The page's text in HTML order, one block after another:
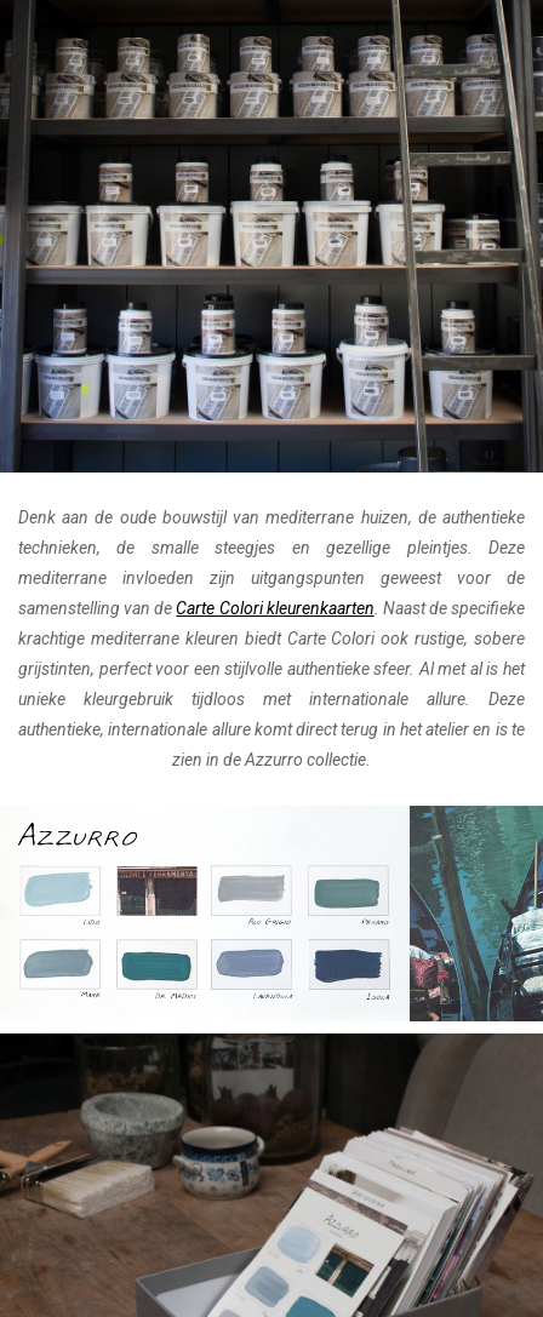
Denk aan de oude bouwstijl van mediterrane huizen, de authentieke
technieken, de smalle steegjes en gezellige pleintjes. Deze
mediterrane invloeden zijn uitgangspunten geweest voor de
samenstelling van deCarte Colori kleurenkaarten . Naast de specifieke
krachtige mediterrane kleuren biedt Carte Colori ook rustige, sobere
grijstinten, perfect voor een stijlvolle authentieke sfeer. Al met al is het
unieke kleurgebruik tijdloos met internationale allure. Deze
authentieke, internationale allure komt direct terug in het atelier en is te
zien in de Azzurro collectie.